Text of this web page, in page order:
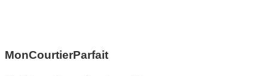
MonCourtierParfait